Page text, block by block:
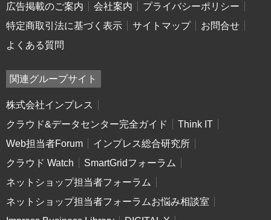
広告掲載のご案内
会社案内
プライバシーポリシー
特定商取引法に基づく表示
サイトマップ
お問合せ
よくある質問
関連グループサイト
株式会社インプレス
クラウド&データセンター完全ガイド
Think IT
Web担当者Forum
インプレス総合研究所
クラウド Watch
SmartGridフォーラム
ネットショップ担当者フォーラム
ネットショップ担当者フォーラムお悩み相談室